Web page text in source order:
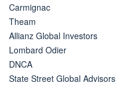
Carmignac
Theam
Allianz Global Investors
Lombard Odier
DNCA
State Street Global Advisors